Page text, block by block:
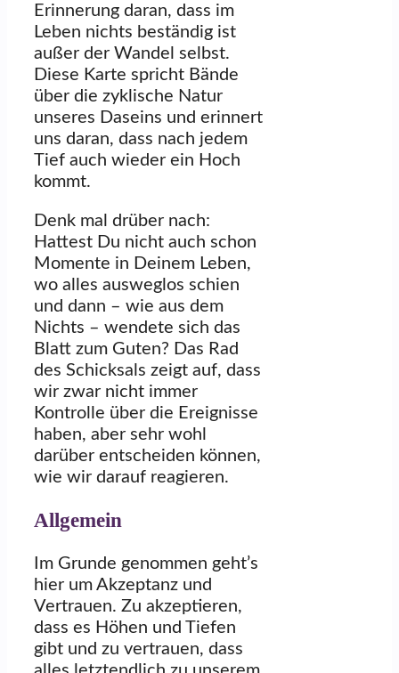
Erinnerung daran, dass im
Leben nichts beständig ist
außer der Wandel selbst.
Diese Karte spricht Bände
über die zyklische Natur
unseres Daseins und erinnert
uns daran, dass nach jedem
Tief auch wieder ein Hoch
kommt.
Denk mal drüber nach:
Hattest Du nicht auch schon
Momente in Deinem Leben,
wo alles ausweglos schien
und dann – wie aus dem
Nichts – wendete sich das
Blatt zum Guten? Das Rad
des Schicksals zeigt auf, dass
wir zwar nicht immer
Kontrolle über die Ereignisse
haben, aber sehr wohl
darüber entscheiden können,
wie wir darauf reagieren.
Allgemein
Im Grunde genommen geht’s
hier um Akzeptanz und
Vertrauen. Zu akzeptieren,
dass es Höhen und Tiefen
gibt und zu vertrauen, dass